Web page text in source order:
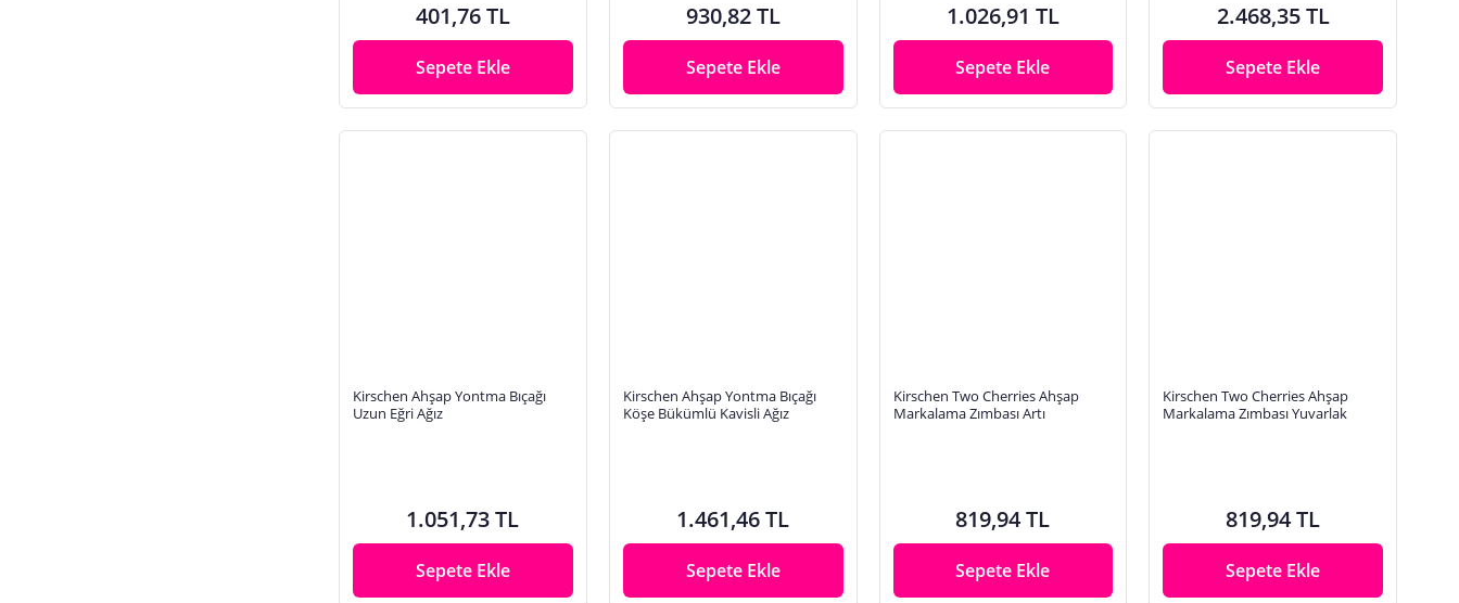
401,76 TL
Sepete Ekle
930,82 TL
Sepete Ekle
1.026,91 TL
Sepete Ekle
2.468,35 TL
Sepete Ekle
Kirschen Ahşap Yontma Bıçağı
Uzun Eğri Ağız
1.051,73 TL
Sepete Ekle
Kirschen Ahşap Yontma Bıçağı
Köşe Bükümlü Kavisli Ağız
1.461,46 TL
Sepete Ekle
Kirschen Two Cherries Ahşap
Markalama Zımbası Artı
819,94 TL
Sepete Ekle
Kirschen Two Cherries Ahşap
Markalama Zımbası Yuvarlak
819,94 TL
Sepete Ekle